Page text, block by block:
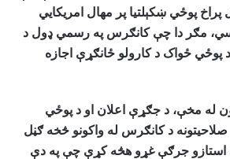
پوځي ښکېلتیا پر مهال امریکایي
مګر دا چې کانګرس په رسمي ډول د
پوځي ځواک د کارولو ځانګړې اجازه
له مخې، د جګړې اعلان او د پوځي
صلاحیتونه د کانګرس له واکونو څخه ګڼل
استازو جرګې غړو هڅه کړې چې په دې